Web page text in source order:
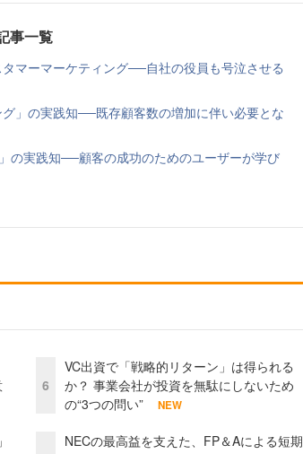
事一覧
マーマーケティング──自社の役員も号泣させる
」の実践知──既存顧客数の増加に伴い必要とな
の実践知──顧客の成功のためのユーザーが学び
6
VC出資で「戦略的リターン」は得られる
か？ 事業会社が投資を無駄にしないため
の“3つの問い”
NEW
NECの最高益を支えた、FP＆Aによる短期